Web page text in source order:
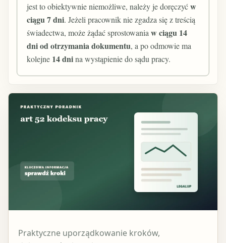
jest to obiektywnie niemożliwe, należy je doręczyćw
ciągu 7 dni. Jeżeli pracownik nie zgadza się z treścią
świadectwa, może żądać sprostowaniaw ciągu 14
dni od otrzymania dokumentu, a po odmowie ma
kolejne 14 dnina wystąpienie do sądu pracy.
Praktyczne uporządkowanie kroków,